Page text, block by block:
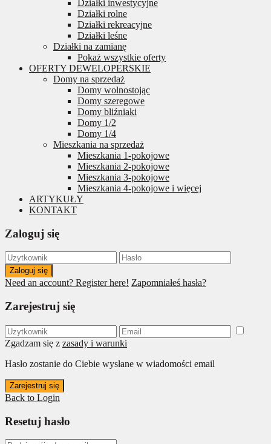
Działki inwestycyjne
Działki rolne
Działki rekreacyjne
Działki leśne
Działki na zamianę
Pokaż wszystkie oferty
OFERTY DEWELOPERSKIE
Domy na sprzedaż
Domy wolnostojąc
Domy szeregowe
Domy bliźniaki
Domy 1/2
Domy 1/4
Mieszkania na sprzedaż
Mieszkania 1-pokojowe
Mieszkania 2-pokojowe
Mieszkania 3-pokojowe
Mieszkania 4-pokojowe i więcej
ARTYKUŁY
KONTAKT
Zaloguj się
Zaloguj się
Need an account? Register here! Zapomniałeś hasła?
Zarejestruj się
Zgadzam się z zasady i warunki
Hasło zostanie do Ciebie wysłane w wiadomości email
Zarejestruj się
Back to Login
Resetuj hasło